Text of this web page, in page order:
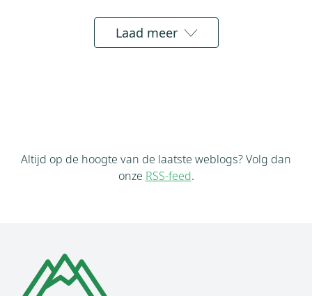
Laad meer
Altijd op de hoogte van de laatste weblogs? Volg dan
onze RSS-feed.